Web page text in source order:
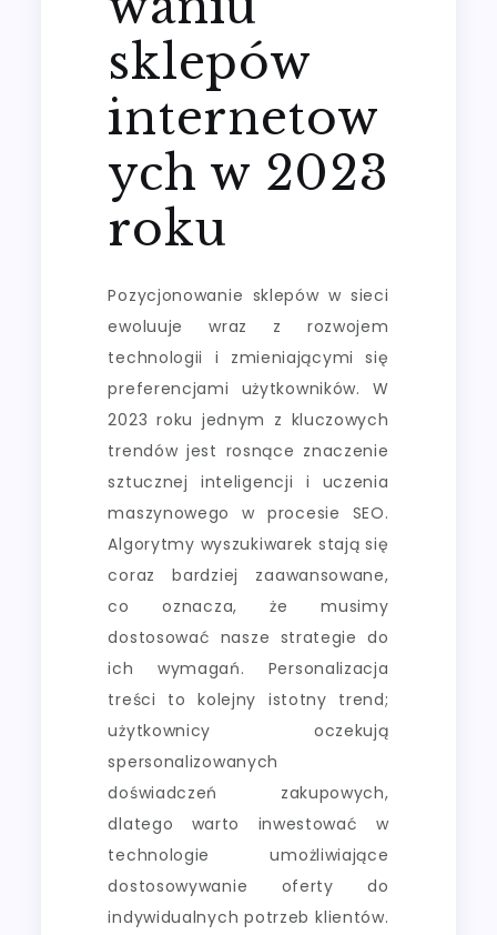
sklepów
internetow
ych w 2023
roku
Pozycjonowanie sklepów w sieci
ewoluuje wraz z rozwojem
technologii i zmieniającymi się
preferencjami użytkowników. W
2023 roku jednym z kluczowych
trendów jest rosnące znaczenie
sztucznej inteligencji i uczenia
maszynowego w procesie SEO.
Algorytmy wyszukiwarek stają się
coraz bardziej zaawansowane,
co oznacza, że musimy
dostosować nasze strategie do
ich wymagań. Personalizacja
treści to kolejny istotny trend;
użytkownicy oczekują
spersonalizowanych
doświadczeń zakupowych,
dlatego warto inwestować w
technologie umożliwiające
dostosowywanie oferty do
indywidualnych potrzeb klientów.